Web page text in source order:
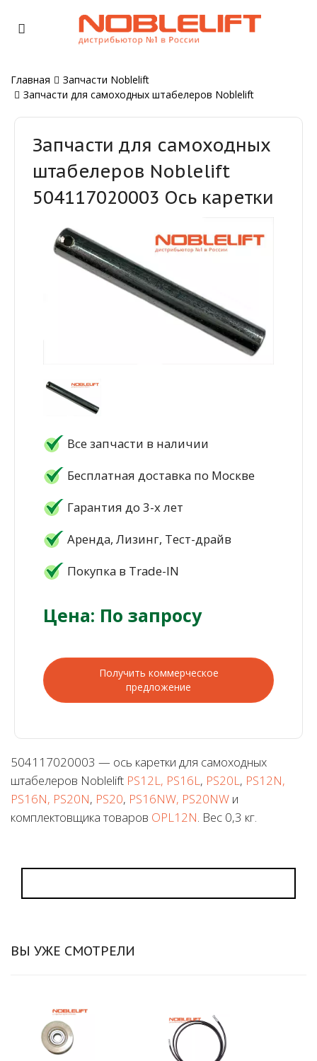
Главная
Запчасти Noblelift
Запчасти для самоходных штабелеров Noblelift
Запчасти для самоходных
штабелеров Noblelift
504117020003 Ось каретки
Все запчасти в наличии
Бесплатная доставка по Москве
Гарантия до 3-х лет
Аренда, Лизинг, Тест-драйв
Покупка в Trade-IN
Цена: По запросу
Получить коммерческое
предложение
504117020003 — ось каретки для самоходных
штабелеров Noblelift PS12L, PS16L, PS20L, PS12N,
PS16N, PS20N, PS20, PS16NW, PS20NW и
комплектовщика товаров OPL12N. Вес 0,3 кг.
ВЫ УЖЕ СМОТРЕЛИ